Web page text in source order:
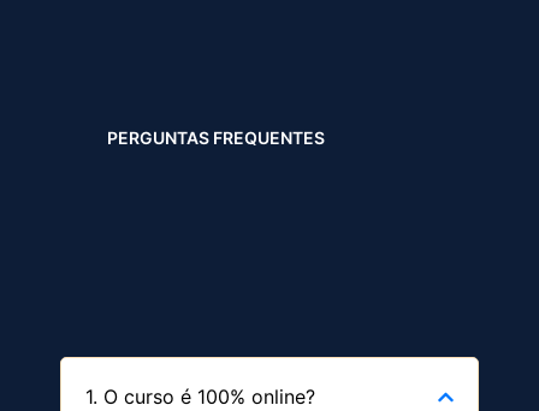
PERGUNTAS FREQUENTES
1. O curso é 100% online?